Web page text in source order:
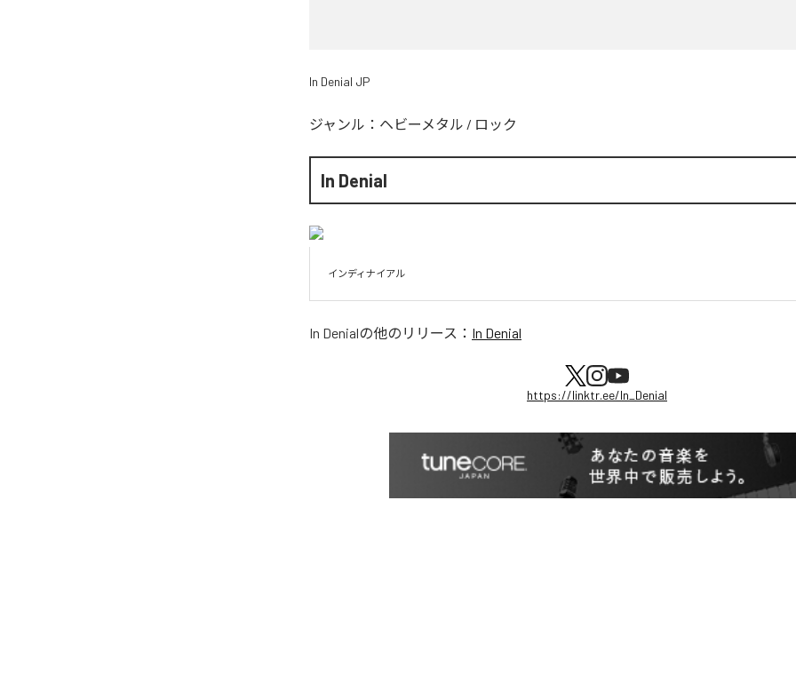
In Denial JP
ジャンル： ヘビーメタル / ロック
In Denial
インディナイアル
In Denialの他のリリース： In Denial
https://linktr.ee/In_Denial